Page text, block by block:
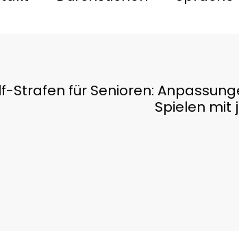
Strafen für Senioren:
Spielen mit